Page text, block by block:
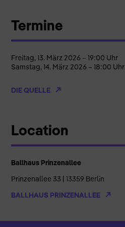
Termine
Freitag, 13. März 2026 – 19:00 Uhr
Samstag, 14. März 2026 – 18:00 Uhr
DIE QUELLE
Location
Ballhaus Prinzenallee
Prinzenallee 33 | 13359 Berlin
BALLHAUS PRINZENALLEE